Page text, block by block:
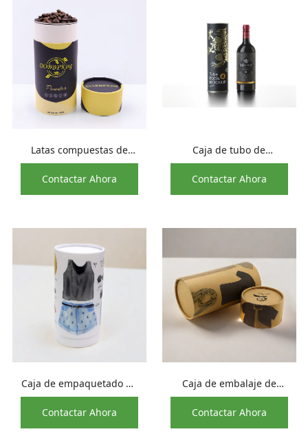
Latas compuestas de
papel de embalaje
herméticas de calidad
alimentaria para granos
Contactar Ahora
Caja de tubo de
embalaje de regalo de
papel, botella de copa de
vino, cilindro de whisky
Contactar Ahora
Caja de empaquetado de
los materiales del papel
del cilindro de las telas
de la ropa de la
Contactar Ahora
Caja de embalaje de
tubo de camiseta Kraft
marrón Natural, toalla,
bufanda, regalo de ropa,
Contactar Ahora